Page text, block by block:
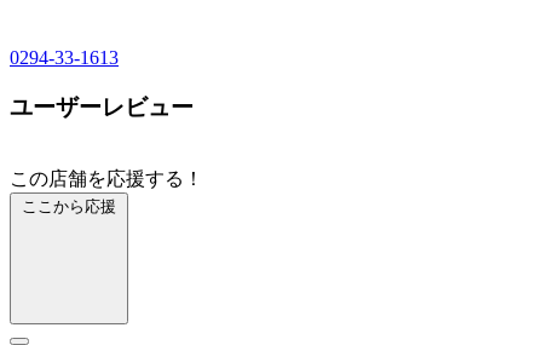
0294-33-1613
ユーザーレビュー
この店舗を応援する！
ここから応援